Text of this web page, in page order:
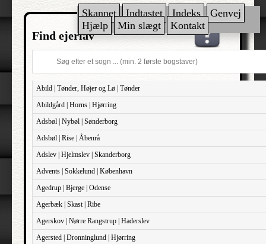
Skannet Indtastet Indeks
Genvej
Hjælp
Min slægt Kontakt
Find ejerlav
Abild | Tønder, Højer og Lø | Tønder
Abildgård | Horns | Hjørring
Adsbøl | Nybøl | Sønderborg
Adsbøl | Rise | Åbenrå
Adslev | Hjelmslev | Skanderborg
Advents | Sokkelund | København
Agedrup | Bjerge | Odense
Agerbæk | Skast | Ribe
Agerskov | Nørre Rangstrup | Haderslev
Agersted | Dronninglund | Hjørring